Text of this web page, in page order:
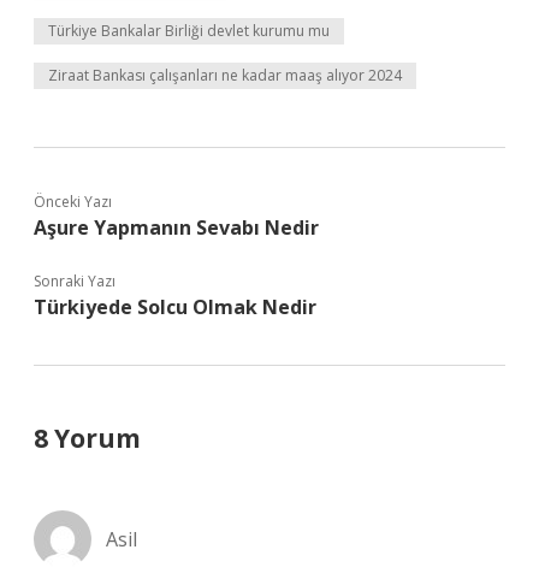
Türkiye Bankalar Birliği devlet kurumu mu
Ziraat Bankası çalışanları ne kadar maaş alıyor 2024
Önceki Yazı
Aşure Yapmanın Sevabı Nedir
Sonraki Yazı
Türkiyede Solcu Olmak Nedir
8 Yorum
Asil